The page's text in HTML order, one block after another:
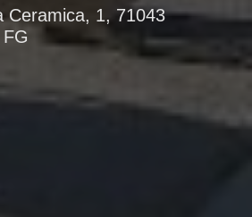
Ceramica, 1, 71043